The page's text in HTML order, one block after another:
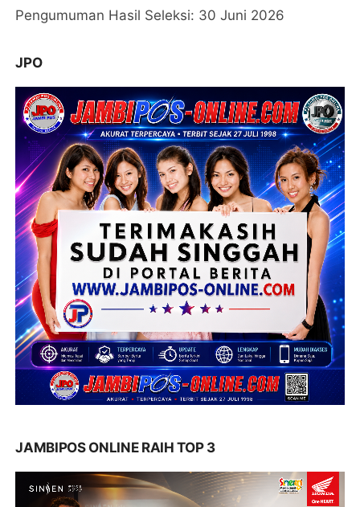
Pengumuman Hasil Seleksi: 30 Juni 2026
JPO
JAMBIPOS ONLINE RAIH TOP 3